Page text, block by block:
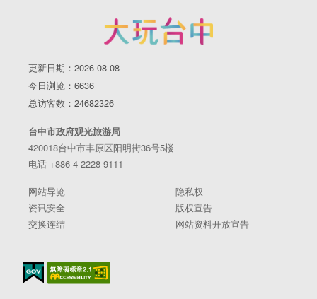
更新日期：2026-08-08
今日浏览：6636
总访客数：24682326
台中市政府观光旅游局
420018台中市丰原区阳明街36号5楼
电话 +886-4-2228-9111
网站导览
隐私权
资讯安全
版权宣告
交换连结
网站资料开放宣告